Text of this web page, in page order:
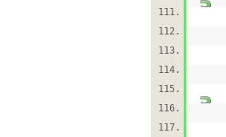
111.
112.
113.
114.
115.
116.
117.